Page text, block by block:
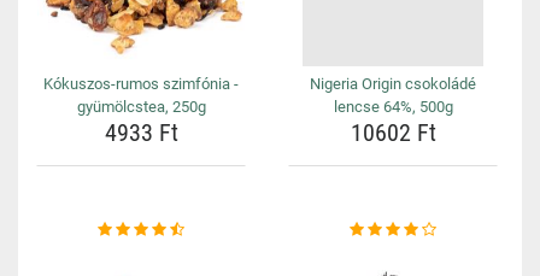
Kókuszos-rumos szimfónia -
gyümölcstea, 250g
4933 Ft
Nigeria Origin csokoládé
lencse 64%, 500g
10602 Ft